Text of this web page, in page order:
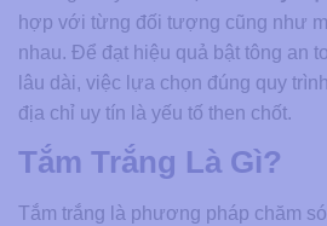
hợp với từng đối tượng cũng như
nhau. Để đạt hiệu quả bật tông an
lâu dài, việc lựa chọn đúng quy
địa chỉ uy tín là yếu tố then chốt.
Tắm Trắng Là Gì?
Tắm trắng là phương pháp chăm